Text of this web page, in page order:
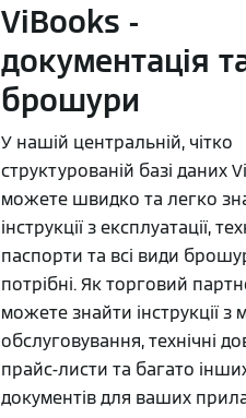
ViBooks -
документація
брошури
У нашій центральній, чітко
структурованій базі даних
можете швидко та легко
інструкції з експлуатації,
паспорти та всі види
потрібні. Як торговий
можете знайти інструкції з
обслуговування, технічні
прайс-листи та багато
документів для ваших